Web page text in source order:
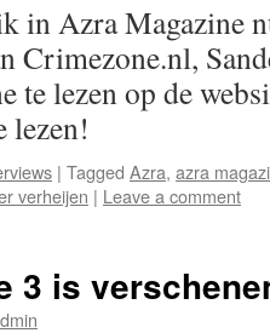
in Azra Magazine
Crimezone.nl,
te lezen op de
lezen!
| Tagged Azra, azra
verheijen | Leave a comment
3 is